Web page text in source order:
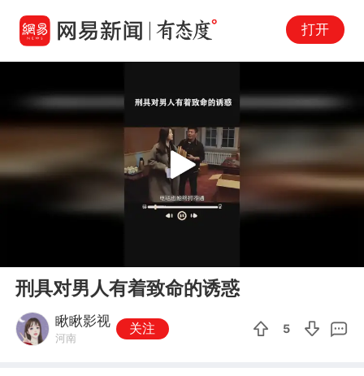
打开
Play
刑具对男人有着致命的诱惑
瞅瞅影视
河南
关注 5